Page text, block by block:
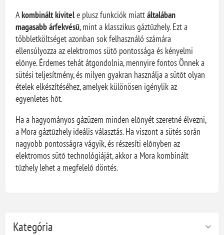
Kategória
Akombinált kivitele plusz funkciók miattáltalában
magasabb árfekvésű, mint a klasszikus gáztűzhely. Ezt a
többletköltséget azonban sok felhasználó számára
ellensúlyozza az elektromos sütő pontossága és kényelmi
előnye. Érdemes tehát átgondolnia, mennyire fontos Önnek a
sütési teljesítmény, és milyen gyakran használja a sütőt olyan
ételek elkészítéséhez, amelyek különösen igénylik az
egyenletes hőt.
Ha a hagyományos gázüzem minden előnyét szeretné élvezni,
a Mora gáztűzhely ideális választás. Ha viszont a sütés során
nagyobb pontosságra vágyik, és részesíti előnyben az
elektromos sütő technológiáját, akkor a Mora kombinált
tűzhely lehet a megfelelő döntés.